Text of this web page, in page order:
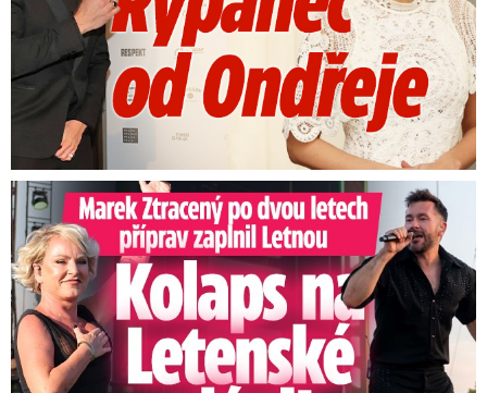
Marek Ztracený na Letné: Pártlová stopla koncert